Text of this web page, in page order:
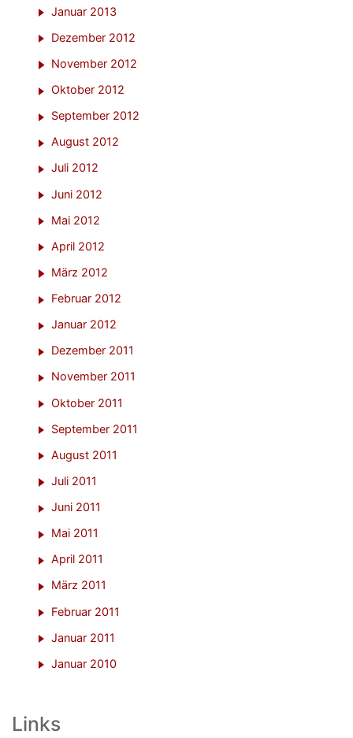
Januar 2013
Dezember 2012
November 2012
Oktober 2012
September 2012
August 2012
Juli 2012
Juni 2012
Mai 2012
April 2012
März 2012
Februar 2012
Januar 2012
Dezember 2011
November 2011
Oktober 2011
September 2011
August 2011
Juli 2011
Juni 2011
Mai 2011
April 2011
März 2011
Februar 2011
Januar 2011
Januar 2010
Links